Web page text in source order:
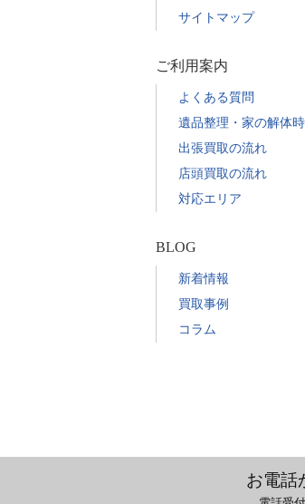
サイトマップ
ご利用案内
よくある質問
遺品整理・家の解体
出張買取の流れ
店頭買取の流れ
対応エリア
BLOG
新着情報
買取事例
コラム
お電話